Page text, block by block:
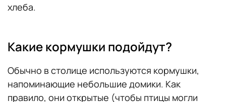
хлеба.
Какие кормушки подойдут?
Обычно в столице используются кормушки,
напоминающие небольшие домики. Как
правило, они открытые (чтобы птицы могли